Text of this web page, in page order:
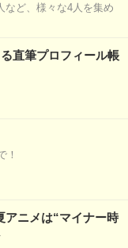
など、様々な4人を集め
直筆プロフィール帳
！
アニメは“マイナー時